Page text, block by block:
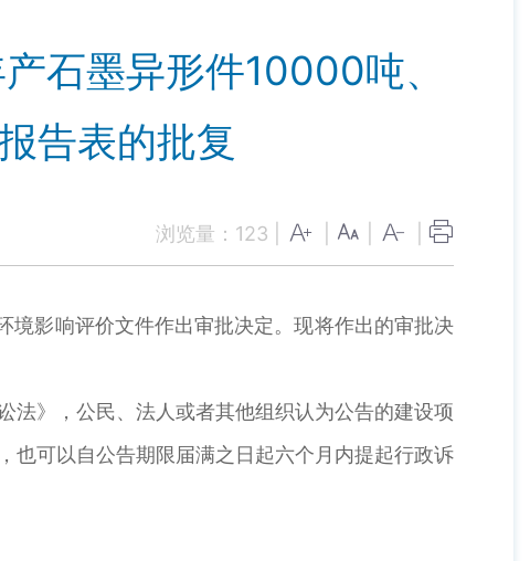
石墨异形件10000吨、
告表的批复
浏览量： 123
影响评价文件作出审批决定。现将作出的审批决
》，公民、法人或者其他组织认为公告的建设项
也可以自公告期限届满之日起六个月内提起行政诉